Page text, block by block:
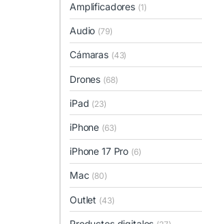
Amplificadores (1)
Audio (79)
Cámaras (43)
Drones (68)
iPad (23)
iPhone (63)
iPhone 17 Pro (6)
Mac (80)
Outlet (43)